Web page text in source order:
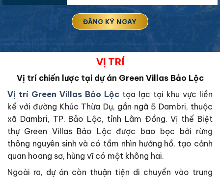
VỊ TRÍ
Vị trí chiến lược tại dự án Green Villas Bảo Lộc
Vị trí Green Villas Bảo Lộc tọa lạc tại khu vực liền
kề với đường Khúc Thừa Dụ, gần ngã 5 Dambri, thuộc
xã Dambri, TP. Bảo Lộc, tỉnh Lâm Đồng. Vị thế Biệt
thự Green Villas Bảo Lộc được bao bọc bởi rừng
thông nguyên sinh và có tầm nhìn hướng hồ, tạo cảnh
quan hoang sơ, hùng vĩ có một không hai.
Ngoài ra, dự án còn thuận tiện di chuyển vào trung